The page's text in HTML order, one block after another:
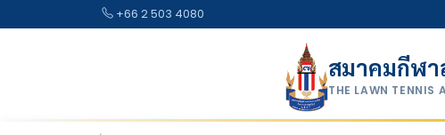
+66 2 503 4080
สมาคมกีฬ
THE LAWN TENNIS